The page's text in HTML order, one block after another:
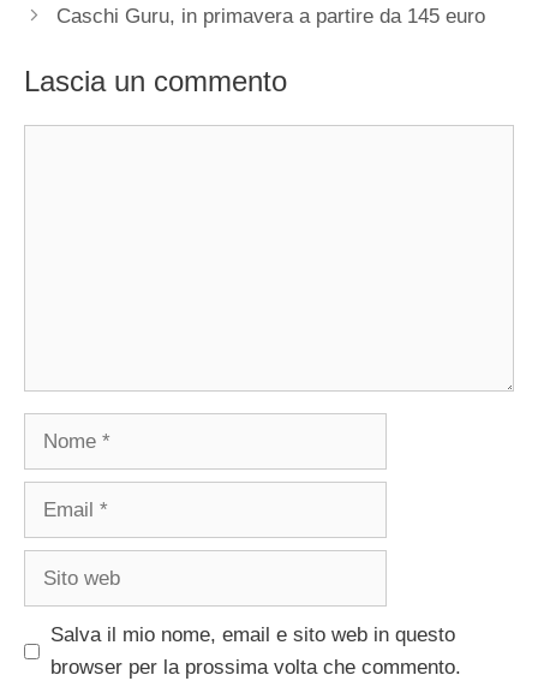
Caschi Guru, in primavera a partire da 145 euro
Lascia un commento
Nome
Email
Sito
Salva il mio nome, email e sito web in questo
browser per la prossima volta che commento.